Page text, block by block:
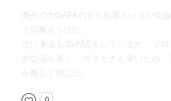
る。
海外でのGAFAの立ち位置というか世
う印象をうけた。
次に来るものの話をしているが、ブ
的な話も多く、カタカナも多いため、
が難しく感じた。